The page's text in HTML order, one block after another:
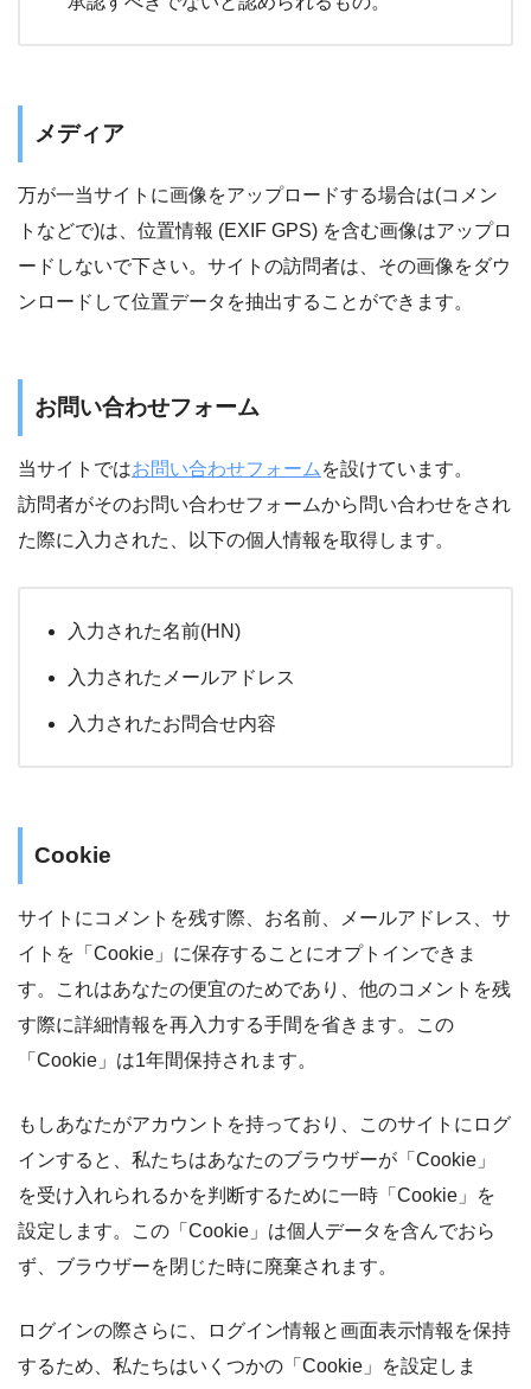
メディア
万が一当サイトに画像をアップロードする場合は(コメン
トなどで)は、位置情報 (EXIF GPS) を含む画像はアップロ
ードしないで下さい。サイトの訪問者は、その画像をダウ
ンロードして位置データを抽出することができます。
お問い合わせフォーム
当サイトではお問い合わせフォーム を設けています。
訪問者がそのお問い合わせフォームから問い合わせをされ
た際に入力された、以下の個人情報を取得します。
入力された名前(HN)
入力されたメールアドレス
入力されたお問合せ内容
Cookie
サイトにコメントを残す際、お名前、メールアドレス、サ
イトを「Cookie」に保存することにオプトインできま
す。これはあなたの便宜のためであり、他のコメントを残
す際に詳細情報を再入力する手間を省きます。この
「Cookie」は1年間保持されます。
もしあなたがアカウントを持っており、このサイトにログ
インすると、私たちはあなたのブラウザーが「Cookie」
を受け入れられるかを判断するために一時「Cookie」を
設定します。この「Cookie」は個人データを含んでおら
ず、ブラウザーを閉じた時に廃棄されます。
ログインの際さらに、ログイン情報と画面表示情報を保持
するため、私たちはいくつかの「Cookie」を設定しま